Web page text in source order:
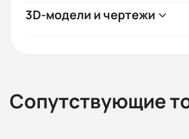
3D-модели и чертежи
Сопутствующие